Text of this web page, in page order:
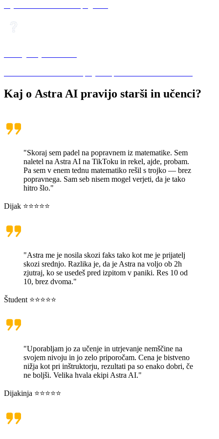
Kaj o Astra AI pravijo starši in učenci?
"Skoraj sem padel na popravnem iz matematike. Sem
naletel na Astra AI na TikToku in rekel, ajde, probam.
Pa sem v enem tednu matematiko rešil s trojko — brez
popravnega. Sam seb nisem mogel verjeti, da je tako
hitro šlo."
Dijak ⭐⭐⭐⭐⭐
"Astra me je nosila skozi faks tako kot me je prijatelj
skozi srednjo. Razlika je, da je Astra na voljo ob 2h
zjutraj, ko se usedeš pred izpitom v paniki. Res 10 od
10, brez dvoma."
Študent ⭐⭐⭐⭐⭐
"Uporabljam jo za učenje in utrjevanje nemščine na
svojem nivoju in jo zelo priporočam. Cena je bistveno
nižja kot pri inštruktorju, rezultati pa so enako dobri, če
ne boljši. Velika hvala ekipi Astra AI."
Dijakinja ⭐⭐⭐⭐⭐